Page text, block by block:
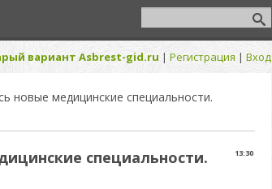
вариант Asbrest-gid.ru | Регистрация | Вход
новые медицинские специальности.
13:30
специальности.